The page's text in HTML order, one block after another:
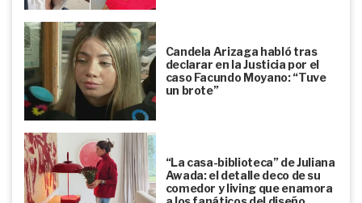
Candela Arizaga habló tras
declarar en la Justicia por el
caso Facundo Moyano: “Tuve
un brote”
“La casa-biblioteca” de Juliana
Awada: el detalle deco de su
comedor y living que enamora